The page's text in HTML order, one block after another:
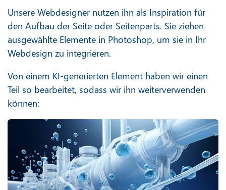
Unsere Webdesigner nutzen ihn als Inspiration für
den Aufbau der Seite oder Seitenparts. Sie ziehen
ausgewählte Elemente in Photoshop, um sie in Ihr
Webdesign zu integrieren.
Von einem KI-generierten Element haben wir einen
Teil so bearbeitet, sodass wir ihn weiterverwenden
können: